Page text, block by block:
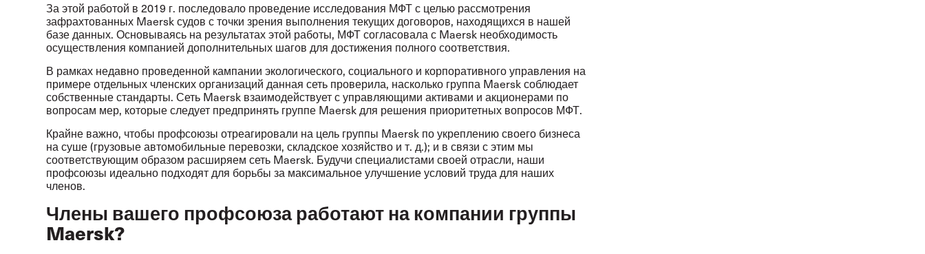
За этой работой в 2019 г. последовало проведение исследования МФТ с целью рассмотрения
зафрахтованных Maersk судов с точки зрения выполнения текущих договоров, находящихся в нашей
базе данных. Основываясь на результатах этой работы, МФТ согласовала с Maersk необходимость
осуществления компанией дополнительных шагов для достижения полного соответствия.
В рамках недавно проведенной кампании экологического, социального и корпоративного управления на
примере отдельных членских организаций данная сеть проверила, насколько группа Maersk соблюдает
собственные стандарты. Сеть Maersk взаимодействует с управляющими активами и акционерами по
вопросам мер, которые следует предпринять группе Maersk для решения приоритетных вопросов МФТ.
Крайне важно, чтобы профсоюзы отреагировали на цель группы Maersk по укреплению своего бизнеса
на суше (грузовые автомобильные перевозки, складское хозяйство и т. д.); и в связи с этим мы
соответствующим образом расширяем сеть Maersk. Будучи специалистами своей отрасли, наши
профсоюзы идеально подходят для борьбы за максимальное улучшение условий труда для наших
членов.
Члены вашего профсоюза работают на компании группы
Maersk?